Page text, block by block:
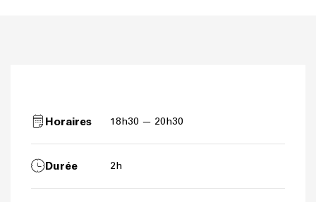
Horaires 18h30 — 20h30
Durée 2h